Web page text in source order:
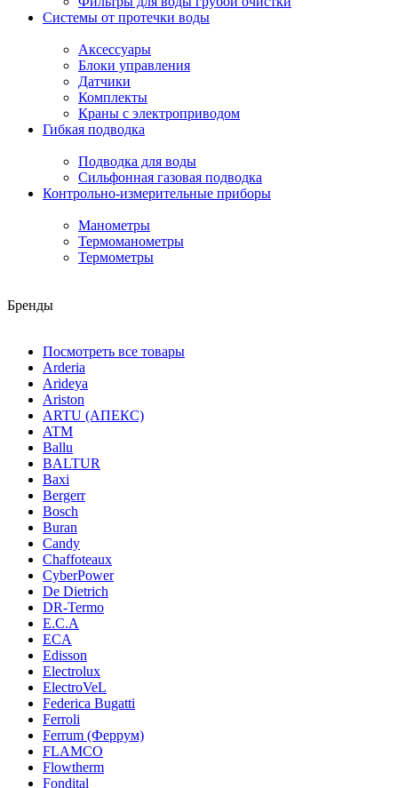
Системы от протечки воды
Аксессуары
Блоки управления
Датчики
Комплекты
Краны с электроприводом
Гибкая подводка
Подводка для воды
Сильфонная газовая подводка
Контрольно-измерительные приборы
Манометры
Термоманометры
Термометры
Бренды
Посмотреть все товары
Arderia
Arideya
Ariston
ARTU (АПЕКС)
ATM
Ballu
BALTUR
Baxi
Bergerr
Bosch
Buran
Candy
Chaffoteaux
CyberPower
De Dietrich
DR-Termo
E.C.A
ECA
Edisson
Electrolux
ElectroVeL
Federica Bugatti
Ferroli
Ferrum (Феррум)
FLAMCO
Flowtherm
Fondital